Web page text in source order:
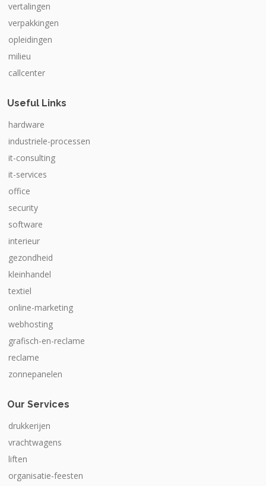
vertalingen
verpakkingen
opleidingen
milieu
callcenter
Useful Links
hardware
industriele-processen
it-consulting
it-services
office
security
software
interieur
gezondheid
kleinhandel
textiel
online-marketing
webhosting
grafisch-en-reclame
reclame
zonnepanelen
Our Services
drukkerijen
vrachtwagens
liften
organisatie-feesten